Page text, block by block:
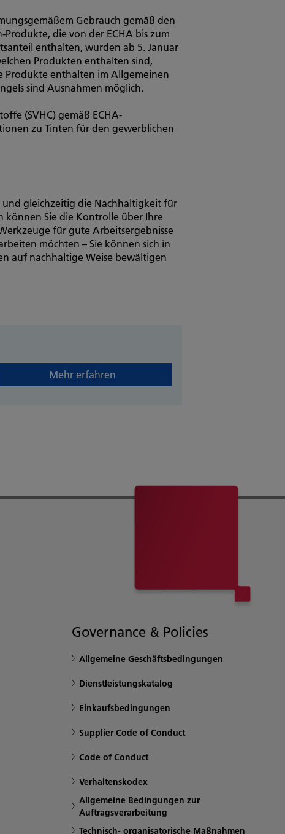
Gebrauch gemäß den
die von der ECHA bis zum
enthalten, wurden ab 5. Januar
Produkten enthalten sind,
Produkte enthalten im Allgemeinen
sind Ausnahmen möglich.
(SVHC) gemäß ECHA-
zu Tinten für den gewerblichen
und gleichzeitig die Nachhaltigkeit für
können Sie die Kontrolle über Ihre
für gute Arbeitsergebnisse
möchten – Sie können sich in
auf nachhaltige Weise bewältigen
Mehr erfahren
Governance & Policies
Allgemeine Geschäftsbedingungen
Dienstleistungskatalog
Einkaufsbedingungen
Supplier Code of Conduct
Code of Conduct
Verhaltenskodex
Allgemeine Bedingungen zur
Auftragsverarbeitung
Technisch- organisatorische Maßnahmen